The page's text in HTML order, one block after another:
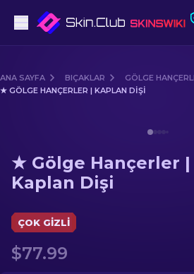
Orta seviye
Dürbünlü Tüfek
Eldiven
ANA SAYFA BIÇAKLAR
GÖLGE
★ GÖLGE HANÇERLER | KAPLAN DIŞI
★ Gölge Hançerler |
Kaplan Dişi
ÇOK GIZLI
$77.99